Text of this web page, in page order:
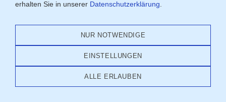
Schupfer Str. 81, 90482 Nürnberg
erhalten Sie in unserer Datenschutzerklärung
NUR NOTWENDIGE
EINSTELLUNGEN
ALLE ERLAUBEN